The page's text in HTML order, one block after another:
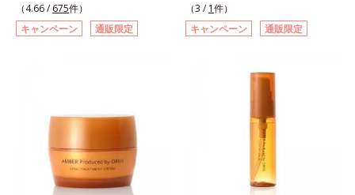
肌のふっくら感や透明感を叶えま
す。美白ケアしながら多角的なエイ
ジングケアが叶うシリーズに。3ス
ミ・ソバカスを防ぐ（ウォッシュを
除く）*2 オルビス内スキンケアシ
リーズの保湿力*3 年齢に応じたお
手入れのこと*4 うるおいによる
*5 乾燥、ハリ・ツヤのなさ*6
っくら感や透明感を叶えます。美白
ケアしながら多角的なエイジングケ
アが叶うシリーズに。3ステップで
果的なシナジー設計で、あなたのエ
イジングケアを応援します。*1 メ
ラニンの生成を抑え、シミ・ソバカ
スを防ぐ（ウォッシュを除く）*2
オルビス内スキンケアシリーズの保
湿力*3 年齢に応じたお手入れのこ
と*4 角層まで*5 うるおいによ
る*6 乾燥、ハリ・ツヤのなさ
リも透明感(*7)も結果主義。年齢サ
イン(*8)の因子に着目した肌科学エ
イジングケア(*3)シリーズ。オルビ
齢サインについて研究を進めたとこ
ろ、弾力感のない状態である「ハリ
のなさ」や、くすみ(*5)などが現れ
ている状態である「透明感のなさ」
が、大人の肌印象に大きな影響を与
（4.66 / 675件）
キャンペーン
通販限定
着目した肌科学エイジングケア(*3)
シリーズ。オルビスユー ドットシ
リーズは、年齢による肌悩み一つ一
ていることの根本原因に着目。加齢
いて研究を進めたところ、弾力感の
ない状態である「ハリのなさ」や、
くすみ(*6)などが現れている状態で
ある「透明感のなさ」が現れること
で大人の肌印象に大きな影響を与え
ていることが分かりました。そこで
（3 / 1件）
キャンペーン
通販限定